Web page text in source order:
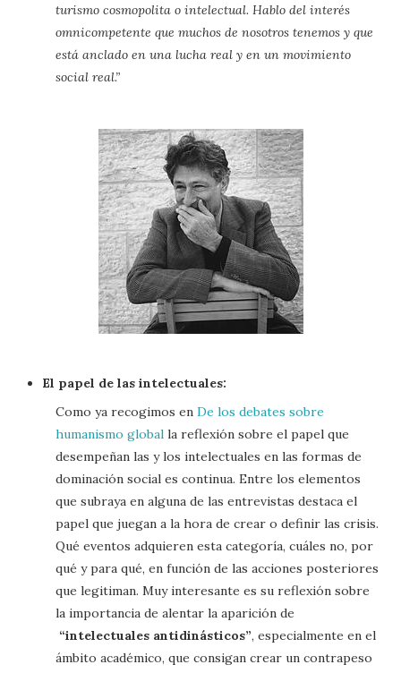
turismo cosmopolita o intelectual. Hablo del interés
omnicompetente que muchos de nosotros tenemos y que
está anclado en una lucha real y en un movimiento
social real.”
El papel de las intelectuales:
Como ya recogimos enDe los debates sobre
humanismo global la reflexión sobre el papel que
desempeñan las y los intelectuales en las formas de
dominación social es continua. Entre los elementos
que subraya en alguna de las entrevistas destaca el
papel que juegan a la hora de crear o definir las crisis.
Qué eventos adquieren esta categoría, cuáles no, por
qué y para qué, en función de las acciones posteriores
que legitiman. Muy interesante es su reflexión sobre
la importancia de alentar la aparición de
“intelectuales antidinásticos”, especialmente en el
ámbito académico, que consigan crear un contrapeso